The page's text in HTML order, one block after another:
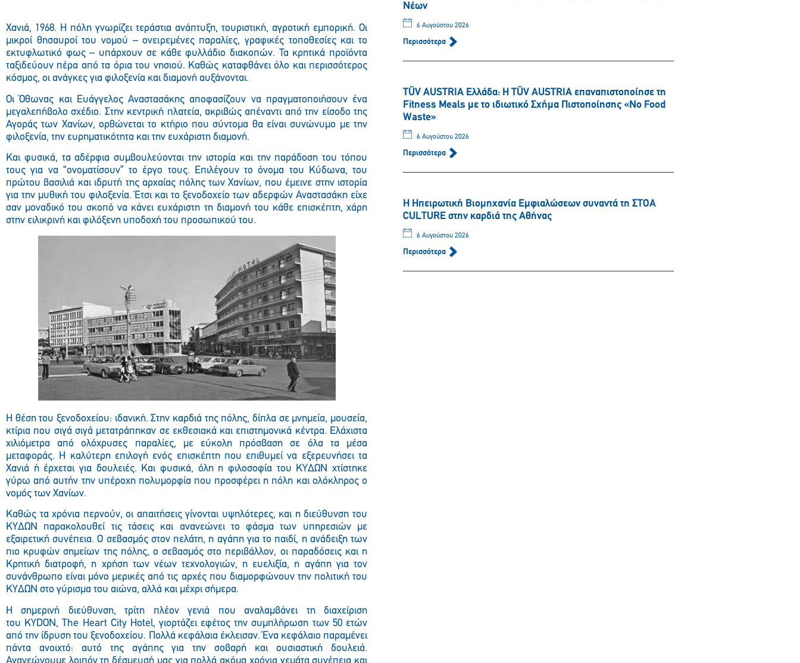
Χανιά, 1968. Η πόλη γνωρίζει τεράστια ανάπτυξη, τουριστική, αγροτική εμπορική. Οι
μικροί θησαυροί του νομού – ονειρεμένες παραλίες, γραφικές τοποθεσίες και το
εκτυφλωτικό φως – υπάρχουν σε κάθε φυλλάδιο διακοπών. Τα κρητικά προϊόντα
ταξιδεύουν πέρα από τα όρια του νησιού. Καθώς καταφθάνει όλο και περισσότερος
κόσμος, οι ανάγκες για φιλοξενία και διαμονή αυξάνονται.
Οι Όθωνας και Ευάγγελος Αναστασάκης αποφασίζουν να πραγματοποιήσουν ένα
μεγαλεπήβολο σχέδιο. Στην κεντρική πλατεία, ακριβώς απέναντι από την είσοδο της
Αγοράς των Χανίων, ορθώνεται το κτήριο που σύντομα θα είναι συνώνυμο με την
φιλοξενία, την ευρηματικότητα και την ευχάριστη διαμονή.
Και φυσικά, τα αδέρφια συμβουλεύονται την ιστορία και την παράδοση του τόπου
τους για να “ονοματίσουν” το έργο τους. Επιλέγουν το όνομα του Κύδωνα, του
πρώτου βασιλιά και ιδρυτή της αρχαίας πόλης των Χανίων, που έμεινε στην ιστορία
για την μυθική του φιλοξενία. Έτσι και το ξενοδοχείο των αδερφών Αναστασάκη είχε
σαν μοναδικό του σκοπό να κάνει ευχάριστη τη διαμονή του κάθε επισκέπτη, χάρη
στην ειλικρινή και φιλόξενη υποδοχή του προσωπικού του.
Η θέση του ξενοδοχείου: ιδανική. Στην καρδιά της πόλης, δίπλα σε μνημεία, μουσεία,
κτίρια που σιγά σιγά μετατράπηκαν σε εκθεσιακά και επιστημονικά κέντρα. Ελάχιστα
χιλιόμετρα από ολόχρυσες παραλίες, με εύκολη πρόσβαση σε όλα τα μέσα
μεταφοράς. Η καλύτερη επιλογή ενός επισκέπτη που επιθυμεί να εξερευνήσει τα
Χανιά ή έρχεται για δουλειές. Και φυσικά, όλη η φιλοσοφία του ΚΥΔΩΝ χτίστηκε
γύρω από αυτήν την υπέροχη πολυμορφία που προσφέρει η πόλη και ολόκληρος ο
νομός των Χανίων.
Καθώς τα χρόνια περνούν, οι απαιτήσεις γίνονται υψηλότερες, και η διεύθυνση του
ΚΥΔΩΝ παρακολουθεί τις τάσεις και ανανεώνει το φάσμα των υπηρεσιών με
εξαιρετική συνέπεια. Ο σεβασμός στον πελάτη, η αγάπη για το παιδί, η ανάδειξη των
πιο κρυφών σημείων της πόλης, ο σεβασμός στο περιβάλλον, οι παραδόσεις και η
Κρητική διατροφή, η χρήση των νέων τεχνολογιών, η ευελιξία, η αγάπη για τον
συνάνθρωπο είναι μόνο μερικές από τις αρχές που διαμορφώνουν την πολιτική του
ΚΥΔΩΝ στο γύρισμα του αιώνα, αλλά και μέχρι σήμερα.
Η σημερινή διεύθυνση, τρίτη πλέον γενιά που αναλαμβάνει τη διαχείριση
του KYDON, The Heart City Hotel, γιορτάζει εφέτος την συμπλήρωση των 50 ετών
από την ίδρυση του ξενοδοχείου. Πολλά κεφάλαια έκλεισαν. Ένα κεφάλαιο παραμένει
πάντα ανοιχτό: αυτό της αγάπης για την σοβαρή και ουσιαστική δουλειά.
Νέων
6 Αυγούστου 2026
Περισσότερα
TÜV AUSTRIA Ελλάδα: Η TÜV AUSTRIA επαναπιστοποίησε τη
Fitness Meals με το ιδιωτικό Σχήμα Πιστοποίησης «No Food
Waste»
6 Αυγούστου 2026
Περισσότερα
Η Ηπειρωτική Βιομηχανία Εμφιαλώσεων συναντά τη ΣΤΟΑ
CULTURE στην καρδιά της Αθήνας
6 Αυγούστου 2026
Περισσότερα
Παρακαλώ περιμένετε…